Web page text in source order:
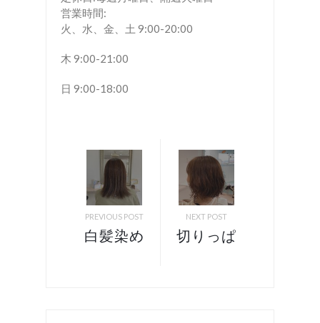
営業時間:
火、水、金、土 9:00-20:00
木 9:00-21:00
日 9:00-18:00
PREVIOUS POST
白髪染め
NEXT POST
切りっぱ